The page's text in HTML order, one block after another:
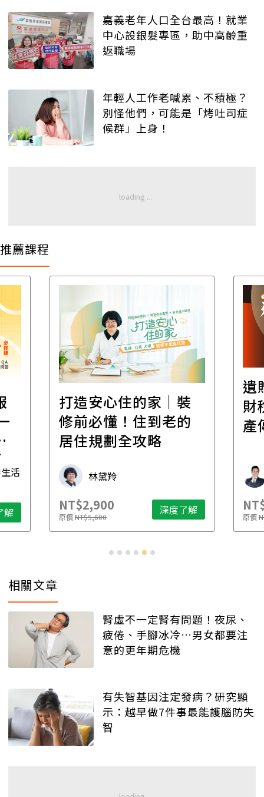
嘉義老年人口全台最高！就業
中心設銀髮專區，助中高齡重
返職場
年輕人工作老喊累、不積極？
別怪他們，可能是「烤吐司症
候群」上身！
推薦課程
活
解
打造安心住的家｜裝
修前必懂！住到老的
居住規劃全攻略
林黛羚
NT$2,900
原價NT$5,600 深度了解
遺
財
產
原價
相關文章
腎虛不一定腎有問題！夜尿、
疲倦、手腳冰冷…男女都要注
意的更年期危機
有失智基因注定發病？研究顯
示：越早做7件事最能護腦防失
智